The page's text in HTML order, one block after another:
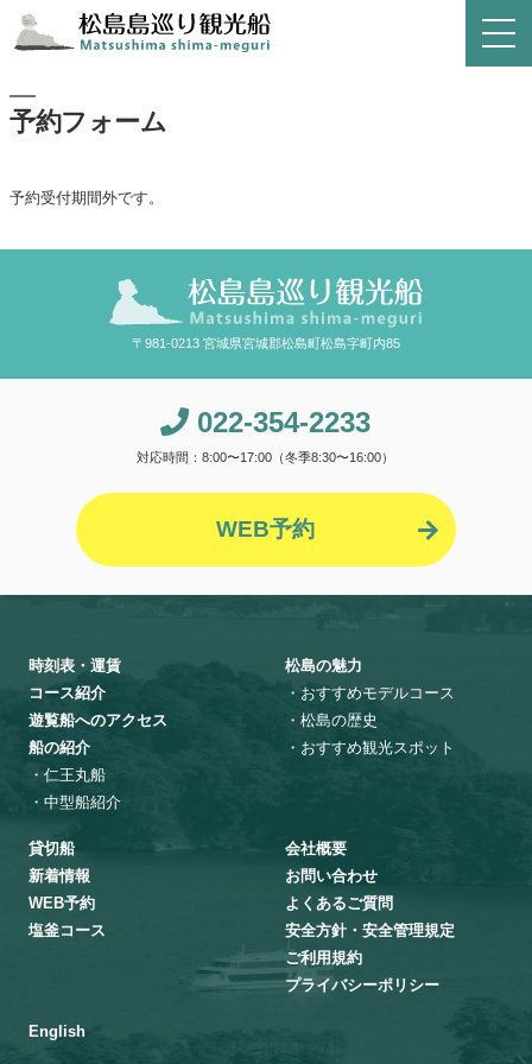
予約フォーム
予約受付期間外です。
〒981-0213 宮城県宮城郡松島町松島字町内85
022-354-2233
対応時間：8:00〜17:00（冬季8:30〜16:00）
WEB予約
時刻表・運賃
コース紹介
遊覧船へのアクセス
船の紹介
・仁王丸船
・中型船紹介
松島の魅力
・おすすめモデルコース
・松島の歴史
・おすすめ観光スポット
貸切船
新着情報
WEB予約
塩釜コース
会社概要
お問い合わせ
よくあるご質問
安全方針・安全管理規定
ご利用規約
プライバシーポリシー
English